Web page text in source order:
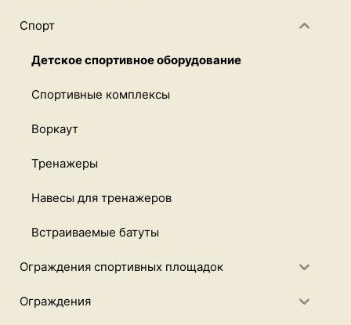
Спорт
Детское спортивное оборудование
Спортивные комплексы
Воркаут
Тренажеры
Навесы для тренажеров
Встраиваемые батуты
Ограждения спортивных площадок
Ограждения